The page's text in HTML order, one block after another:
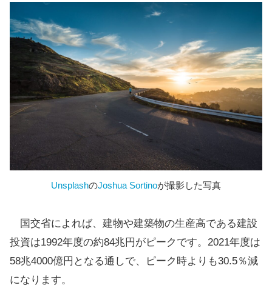
UnsplashのJoshua Sortinoが撮影した写真
国交省によれば、建物や建築物の生産高である建設
投資は1992年度の約84兆円がピークです。2021年度は
58兆4000億円となる通しで、ピーク時よりも30.5％減
になります。